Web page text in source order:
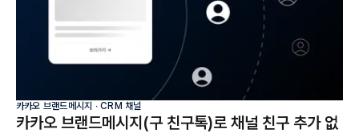
카카오 브랜드메시지 ∙ CRM 채널
카카오 브랜드메시지(구 친구톡)로 채널 친구 추가 없